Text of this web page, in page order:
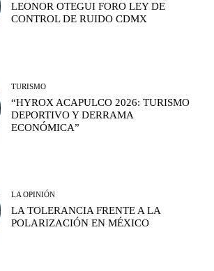
LEONOR OTEGUI FORO LEY DE
CONTROL DE RUIDO CDMX
TURISMO
“HYROX ACAPULCO 2026: TURISMO
DEPORTIVO Y DERRAMA
ECONÓMICA”
LA OPINIÓN
LA TOLERANCIA FRENTE A LA
POLARIZACIÓN EN MÉXICO